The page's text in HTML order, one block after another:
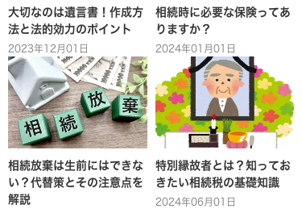
大切なのは遺言書！作成方
法と法的効力のポイント
2023年12月01日
相続時に必要な保険ってあ
りますか？
2024年01月01日
相続放棄は生前にはできな
い？代替策とその注意点を
解説
特別縁故者とは？知ってお
きたい相続税の基礎知識
2024年06月01日